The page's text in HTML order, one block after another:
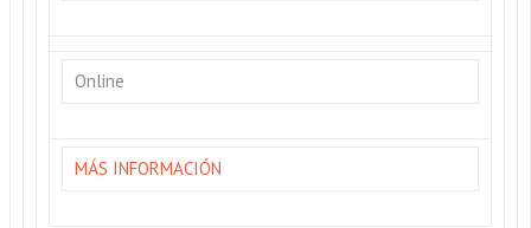
Online
MÁS INFORMACIÓN